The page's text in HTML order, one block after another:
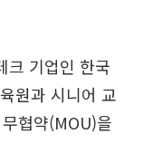
크 기업인 한국
원과 시니어 교
협약(MOU)을